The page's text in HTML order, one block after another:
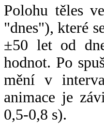
Polohu těles
"dnes"), které
±50 let od
hodnot. Po
mění v
animace je
0,5-0,8 s).